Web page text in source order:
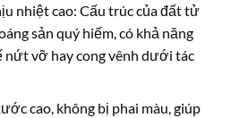
nhiệt cao: Cấu trúc của đất tử
sản quý hiếm, có khả năng
nứt vỡ hay cong vênh dưới tác
cao, không bị phai màu, giúp